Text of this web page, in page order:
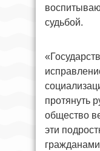
судьбой.
протянуть
общество
эти